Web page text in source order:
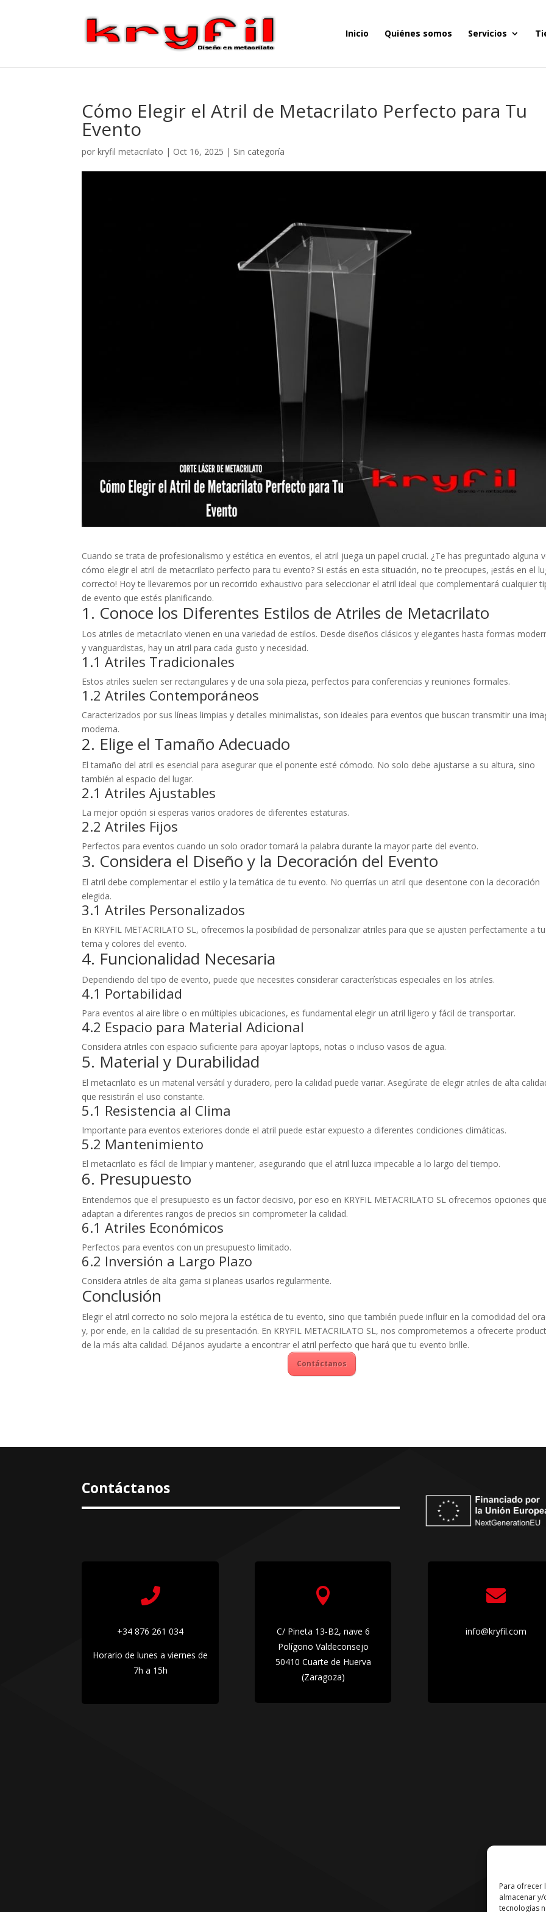
Para ofrecer
almacenar
tecnologías
Inicio Quiénes somos Servicios
Cómo Elegir el Atril de Metacrilato Perfecto para Tu
Evento
porkryfil metacrilato | Oct 16, 2025 | Sin categoría
Cuando se trata de profesionalismo y estética en eventos, el atril juega un papel crucial. ¿Te has preguntado alguna
cómo elegir el atril de metacrilato perfecto para tu evento? Si estás en esta situación, no te preocupes, ¡estás en el
correcto! Hoy te llevaremos por un recorrido exhaustivo para seleccionar el atril ideal que complementará cualquier
de evento que estés planificando.
1. Conoce los Diferentes Estilos de Atriles de Metacrilato
Los atriles de metacrilato vienen en una variedad de estilos. Desde diseños clásicos y elegantes hasta formas
y vanguardistas, hay un atril para cada gusto y necesidad.
1.1 Atriles Tradicionales
Estos atriles suelen ser rectangulares y de una sola pieza, perfectos para conferencias y reuniones formales.
1.2 Atriles Contemporáneos
Caracterizados por sus líneas limpias y detalles minimalistas, son ideales para eventos que buscan transmitir una
moderna.
2. Elige el Tamaño Adecuado
El tamaño del atril es esencial para asegurar que el ponente esté cómodo. No solo debe ajustarse a su altura, sino
también al espacio del lugar.
2.1 Atriles Ajustables
La mejor opción si esperas varios oradores de diferentes estaturas.
2.2 Atriles Fijos
Perfectos para eventos cuando un solo orador tomará la palabra durante la mayor parte del evento.
3. Considera el Diseño y la Decoración del Evento
El atril debe complementar el estilo y la temática de tu evento. No querrías un atril que desentone con la decoración
elegida.
3.1 Atriles Personalizados
En KRYFIL METACRILATO SL, ofrecemos la posibilidad de personalizar atriles para que se ajusten perfectamente a tu
tema y colores del evento.
4. Funcionalidad Necesaria
Dependiendo del tipo de evento, puede que necesites considerar características especiales en los atriles.
4.1 Portabilidad
Para eventos al aire libre o en múltiples ubicaciones, es fundamental elegir un atril ligero y fácil de transportar.
4.2 Espacio para Material Adicional
Considera atriles con espacio suficiente para apoyar laptops, notas o incluso vasos de agua.
5. Material y Durabilidad
El metacrilato es un material versátil y duradero, pero la calidad puede variar. Asegúrate de elegir atriles de alta
que resistirán el uso constante.
5.1 Resistencia al Clima
Importante para eventos exteriores donde el atril puede estar expuesto a diferentes condiciones climáticas.
5.2 Mantenimiento
El metacrilato es fácil de limpiar y mantener, asegurando que el atril luzca impecable a lo largo del tiempo.
6. Presupuesto
Entendemos que el presupuesto es un factor decisivo, por eso en KRYFIL METACRILATO SL ofrecemos opciones
adaptan a diferentes rangos de precios sin comprometer la calidad.
6.1 Atriles Económicos
Perfectos para eventos con un presupuesto limitado.
6.2 Inversión a Largo Plazo
Considera atriles de alta gama si planeas usarlos regularmente.
Conclusión
Elegir el atril correcto no solo mejora la estética de tu evento, sino que también puede influir en la comodidad del
y, por ende, en la calidad de su presentación. En KRYFIL METACRILATO SL, nos comprometemos a ofrecerte
de la más alta calidad. Déjanos ayudarte a encontrar el atril perfecto que hará que tu evento brille.
Contáctanos
Contáctanos

+34 876 261 034
Horario de lunes a viernes de
7h a 15h

C/ Pineta 13-B2, nave 6
Polígono Valdeconsejo
50410 Cuarte de Huerva
(Zaragoza)

info@kryfil.com